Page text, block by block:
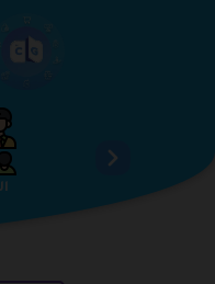
الجمال الخدمات